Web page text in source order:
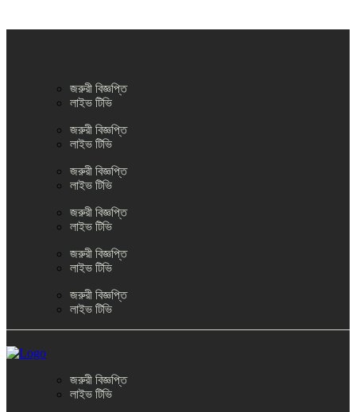
জরুরী বিজ্ঞপ্তি
লাইভ টিভি
জরুরী বিজ্ঞপ্তি
লাইভ টিভি
জরুরী বিজ্ঞপ্তি
লাইভ টিভি
জরুরী বিজ্ঞপ্তি
লাইভ টিভি
জরুরী বিজ্ঞপ্তি
লাইভ টিভি
জরুরী বিজ্ঞপ্তি
লাইভ টিভি
জরুরী বিজ্ঞপ্তি
লাইভ টিভি